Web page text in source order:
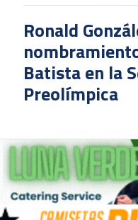
Ronald
Batista en la
Preolímpica
futbolístico de Jossimar